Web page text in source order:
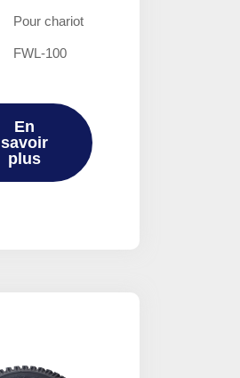
Pour chariot
FWL-100
En
savoir
plus